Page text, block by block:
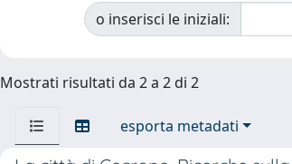
o inserisci le iniziali:
Mostrati risultati da 2 a 2 di 2
esporta metadati